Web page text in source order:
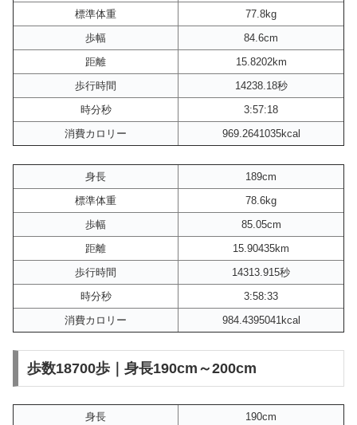
標準体重
77.8kg
歩幅
84.6cm
距離
15.8202km
歩行時間
14238.18秒
時分秒
3:57:18
消費カロリー
969.2641035kcal
身長
189cm
標準体重
78.6kg
歩幅
85.05cm
距離
15.90435km
歩行時間
14313.915秒
時分秒
3:58:33
消費カロリー
984.4395041kcal
歩数18700歩｜身長190cm～200cm
身長
190cm